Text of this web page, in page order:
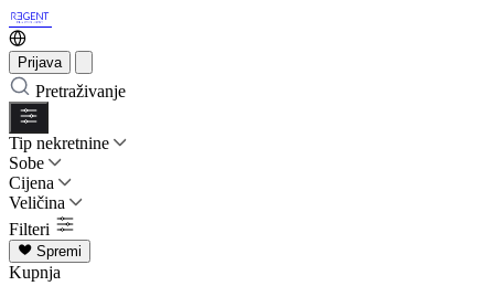
Prijava
Pretraživanje
Tip nekretnine
Sobe
Cijena
Veličina
Filteri
Spremi
Kupnja